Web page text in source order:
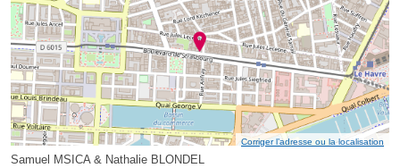
Corriger l’adresse ou la localisation
Samuel MSICA & Nathalie BLONDEL